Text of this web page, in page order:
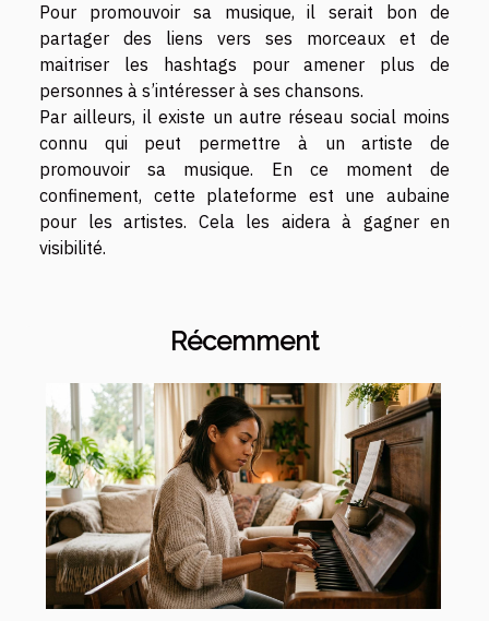
Pour promouvoir sa musique, il serait bon de
partager des liens vers ses morceaux et de
maitriser les hashtags pour amener plus de
personnes à s’intéresser à ses chansons.
Par ailleurs, il existe un autre réseau social moins
connu qui peut permettre à un artiste de
promouvoir sa musique. En ce moment de
confinement, cette plateforme est une aubaine
pour les artistes. Cela les aidera à gagner en
visibilité.
Récemment